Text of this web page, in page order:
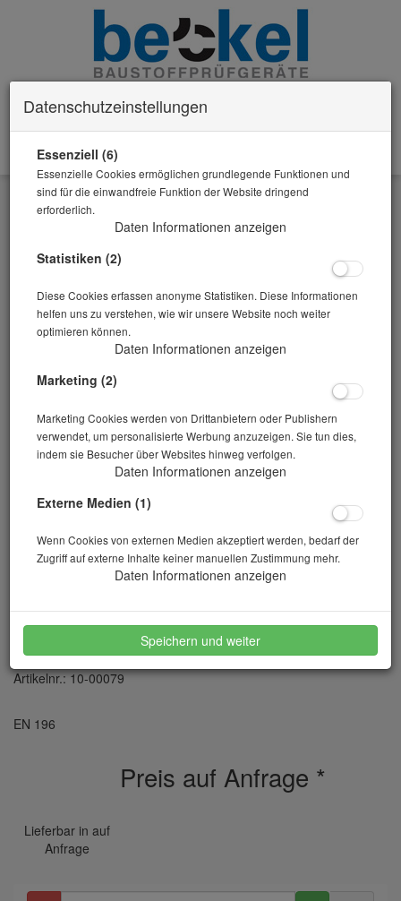
Zurück
Alle Artikel zeigen aus: allgemeine Prüfgeräte
Prüfgerät für Le Chatelier - Ring
Artikelnr.: 10-00079
EN 196
Preis auf Anfrage *
Lieferbar in auf
Anfrage
Datenschutzeinstellungen
Essenziell (6)
Essenzielle Cookies ermöglichen grundlegende Funktionen und
sind für die einwandfreie Funktion der Website dringend
erforderlich.
Daten Informationen anzeigen
Statistiken (2)
Diese Cookies erfassen anonyme Statistiken. Diese Informationen
helfen uns zu verstehen, wie wir unsere Website noch weiter
optimieren können.
Daten Informationen anzeigen
Marketing (2)
Marketing Cookies werden von Drittanbietern oder Publishern
verwendet, um personalisierte Werbung anzuzeigen. Sie tun dies,
indem sie Besucher über Websites hinweg verfolgen.
Daten Informationen anzeigen
Externe Medien (1)
Wenn Cookies von externen Medien akzeptiert werden, bedarf der
Zugriff auf externe Inhalte keiner manuellen Zustimmung mehr.
Daten Informationen anzeigen
Speichern und weiter